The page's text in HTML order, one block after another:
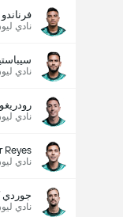
نادي
نادي
نادي
Reyes
نادي
جوردي
نادي